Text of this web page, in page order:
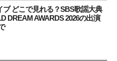
ブ どこで見れる？SBS歌謡大典
DREAM AWARDS 2026の出演